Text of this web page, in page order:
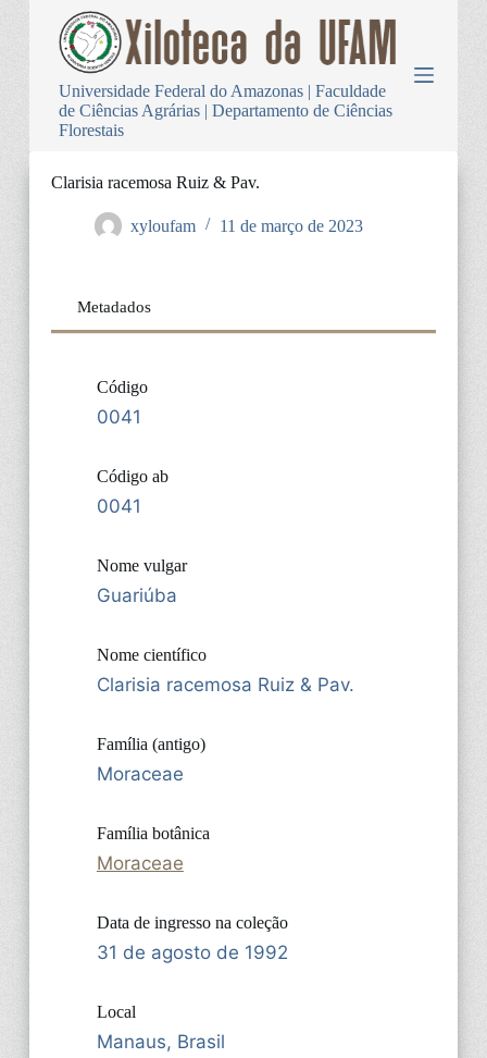
Universidade Federal do Amazonas | Faculdade
de Ciências Agrárias | Departamento de Ciências
Florestais
Clarisia racemosa Ruiz & Pav.
xyloufam 11 de março de 2023
Metadados
Código
0041
Código ab
0041
Nome vulgar
Guariúba
Nome científico
Clarisia racemosa Ruiz & Pav.
Família (antigo)
Moraceae
Família botânica
Moraceae
Data de ingresso na coleção
31 de agosto de 1992
Local
Manaus, Brasil